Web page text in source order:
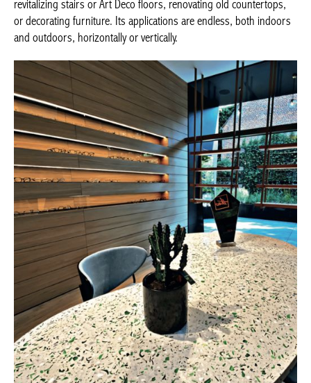
revitalizing stairs or Art Deco floors, renovating old countertops,
or decorating furniture. Its applications are endless, both indoors
and outdoors, horizontally or vertically.